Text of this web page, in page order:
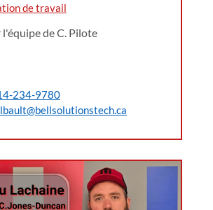
de travail
de C. Pilote
234-9780